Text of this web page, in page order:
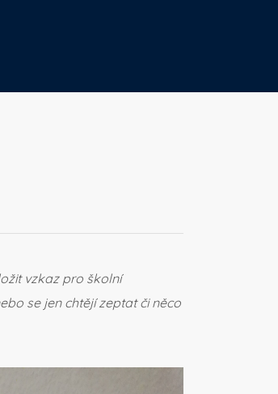
vzkaz pro školní
se jen chtějí zeptat či něco